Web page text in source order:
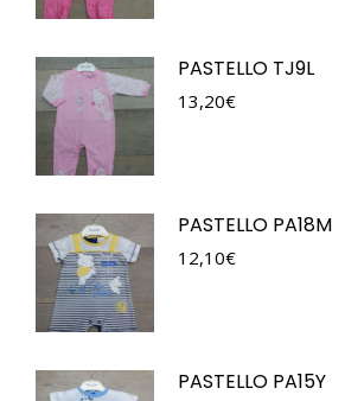
PASTELLO TJ9L
13,20€
PASTELLO PA18M
12,10€
PASTELLO PA15Y